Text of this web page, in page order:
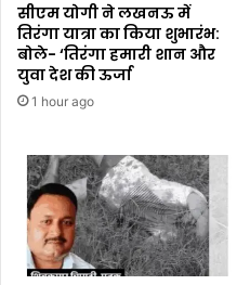
सीएम योगी ने लखनऊ में
तिरंगा यात्रा का किया शुभारंभ:
बोले- ‘तिरंगा हमारी शान और
युवा देश की ऊर्जा
1 hour ago